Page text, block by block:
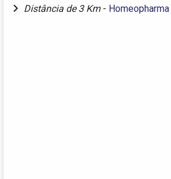
Distância de 3 Km - Homeopharma